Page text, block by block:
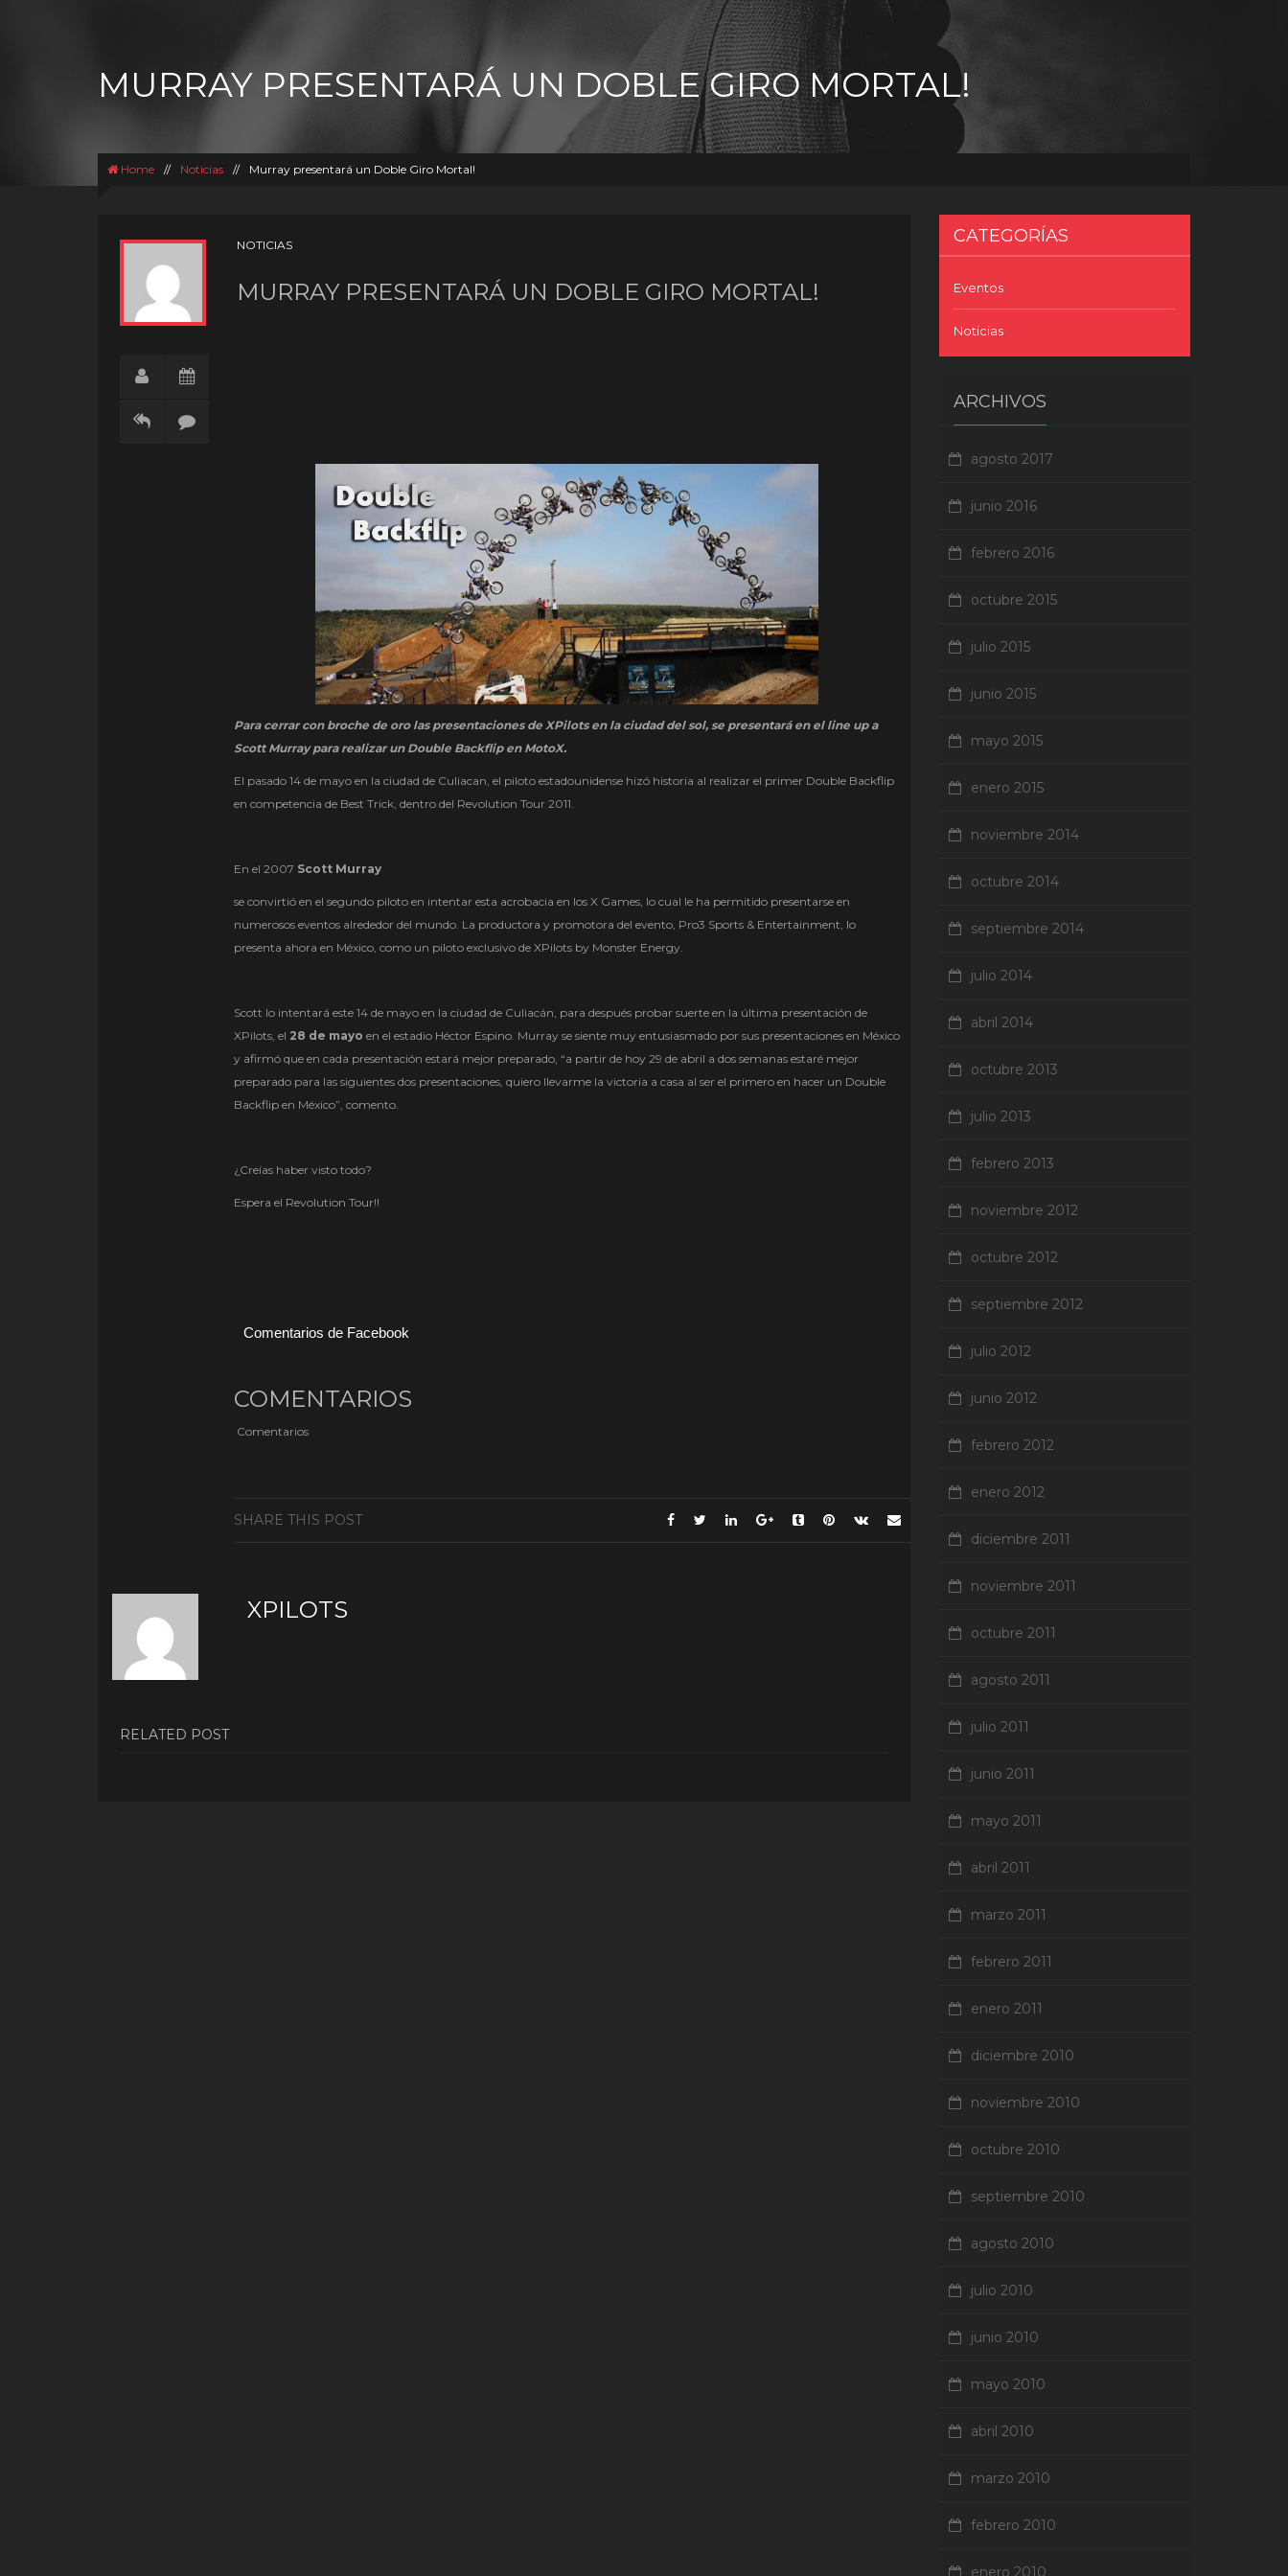
MURRAY PRESENTARÁ UN DOBLE GIRO MORTAL!
Home // Noticias // Murray presentará un Doble Giro Mortal!
NOTICIAS
MURRAY PRESENTARÁ UN DOBLE GIRO MORTAL!
Para cerrar con broche de oro las presentaciones de XPilots en la ciudad del sol, se presentará en el line up a
Scott Murray para realizar un Double Backflip en MotoX.
El pasado 14 de mayo en la ciudad de Culiacan, el piloto estadounidense hizó historia al realizar el primer Double Backflip
en competencia de Best Trick, dentro del Revolution Tour 2011.
En el 2007 Scott Murray
se convirtió en el segundo piloto en intentar esta acrobacia en los X Games, lo cual le ha permitido presentarse en
numerosos eventos alrededor del mundo. La productora y promotora del evento, Pro3 Sports & Entertainment, lo
presenta ahora en México, como un piloto exclusivo de XPilots by Monster Energy.
Scott lo intentará este 14 de mayo en la ciudad de Culiacán, para después probar suerte en la última presentación de
XPilots, el 28 de mayo en el estadio Héctor Espino. Murray se siente muy entusiasmado por sus presentaciones en México
y afirmó que en cada presentación estará mejor preparado, “a partir de hoy 29 de abril a dos semanas estaré mejor
preparado para las siguientes dos presentaciones, quiero llevarme la victoria a casa al ser el primero en hacer un Double
Backflip en México”, comento.
¿Creías haber visto todo?
Espera el Revolution Tour!!
Comentarios de Facebook
COMENTARIOS
Comentarios
SHARE THIS POST
XPILOTS
RELATED POST
CATEGORÍAS
Eventos
Noticias
ARCHIVOS
agosto 2017
junio 2016
febrero 2016
octubre 2015
julio 2015
junio 2015
mayo 2015
enero 2015
noviembre 2014
octubre 2014
septiembre 2014
julio 2014
abril 2014
octubre 2013
julio 2013
febrero 2013
noviembre 2012
octubre 2012
septiembre 2012
julio 2012
junio 2012
febrero 2012
enero 2012
diciembre 2011
noviembre 2011
octubre 2011
agosto 2011
julio 2011
junio 2011
mayo 2011
abril 2011
marzo 2011
febrero 2011
enero 2011
diciembre 2010
noviembre 2010
octubre 2010
septiembre 2010
agosto 2010
julio 2010
junio 2010
mayo 2010
abril 2010
marzo 2010
febrero 2010
enero 2010